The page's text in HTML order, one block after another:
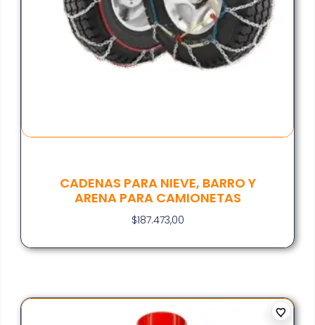
CADENAS PARA NIEVE, BARRO Y
ARENA PARA CAMIONETAS
$187.473,00